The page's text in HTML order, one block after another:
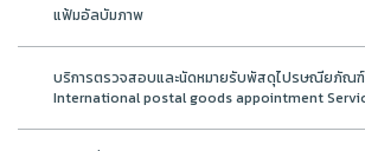
แฟ้มอัลบัมภาพ
บริการตรวจสอบและนัดหมายรับพัสดุไปรษณียภัณฑ์
International postal goods appointment